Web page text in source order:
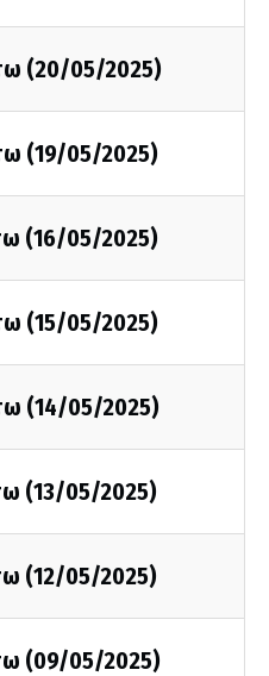
(20/05/2025)
(19/05/2025)
(16/05/2025)
(15/05/2025)
(14/05/2025)
(13/05/2025)
(12/05/2025)
(09/05/2025)